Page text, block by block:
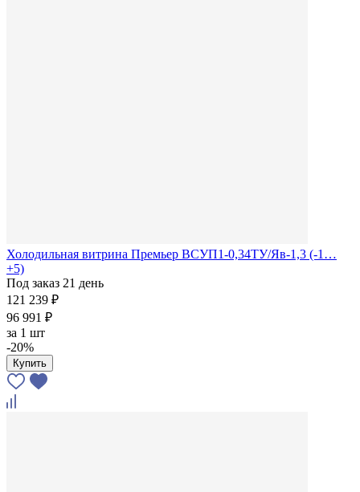
Холодильная витрина Премьер ВСУП1-0,34ТУ/Яв-1,3 (-1…
+5)
Под заказ 21 день
121 239 ₽
96 991 ₽
за 1 шт
-20%
Купить